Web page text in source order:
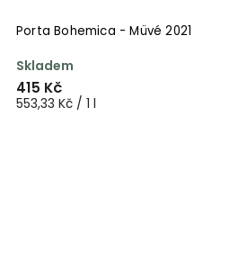
Porta Bohemica - Müvé 2021
Skladem
415 Kč
553,33 Kč / 1 l